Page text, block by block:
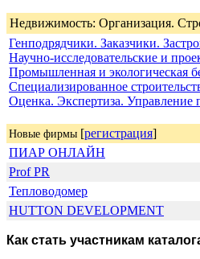
Недвижимость: Организация.
Генподрядчики. Заказчики.
Научно-исследовательские и
Промышленная и экологическая
Специализированное
Оценка. Экспертиза. Управление
Новые фирмы [регистрация]
ПИАР ОНЛАЙН
Prof PR
Тепловодомер
HUTTON DEVELOPMENT
Как стать участникам